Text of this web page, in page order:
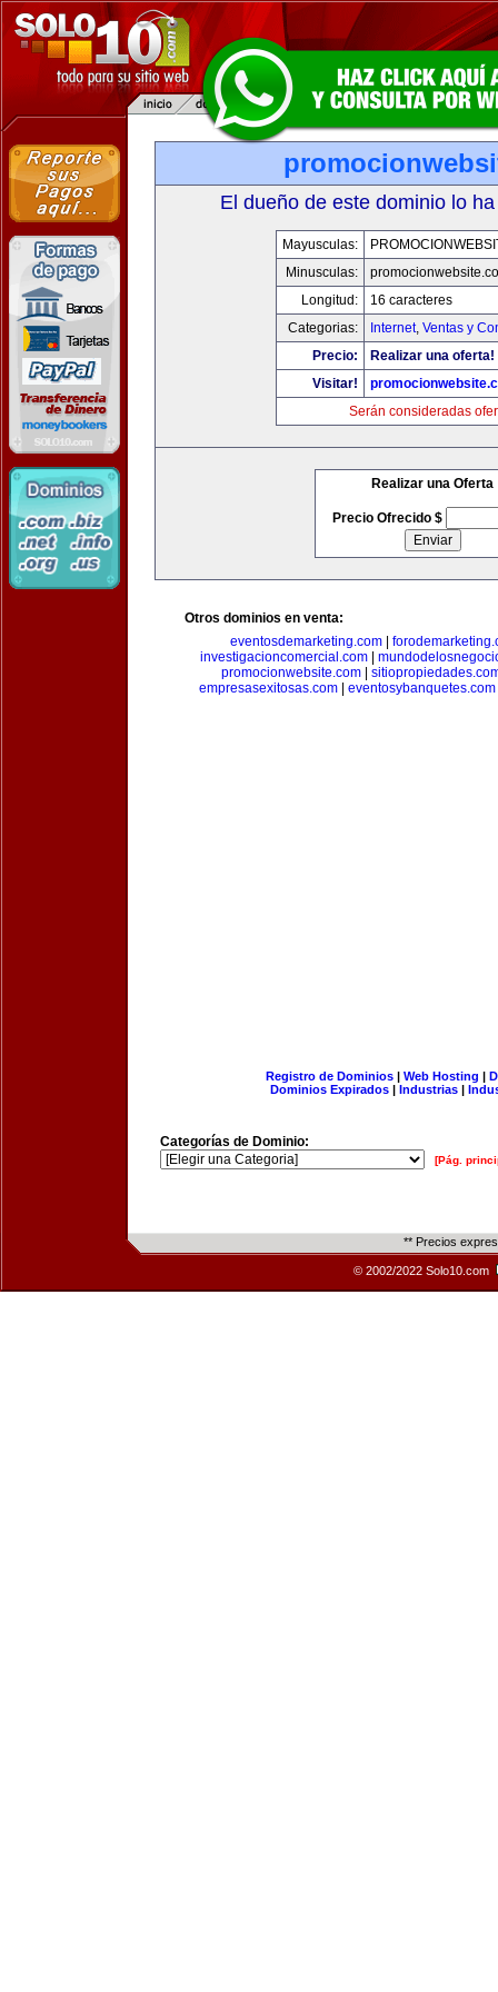
El dueño de este dominio lo
Mayusculas:
Minusculas:
Longitud:
16 caracteres
Categorias:
Internet, Ventas y
Precio:
Realizar una oferta!
Visitar!
Serán consideradas
Realizar una Oferta
Precio Ofrecido $
Otros dominios en venta:
eventosdemarketing.com|
investigacioncomercial.com
promocionwebsite.com
empresasexitosas.com
eventosybanquetes.com
Registro de Dominios| Web Hosting |
Dominios Expirados | Industrias |
Categorías de Dominio:
[Pág.
** Precios
© 2002/2022 Solo10.com